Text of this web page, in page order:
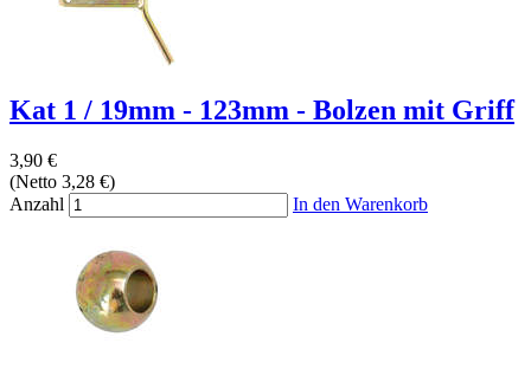
Kat 1 / 19mm - 123mm - Bolzen mit Griff
3,90 €
(Netto 3,28 €)
Anzahl
In den Warenkorb